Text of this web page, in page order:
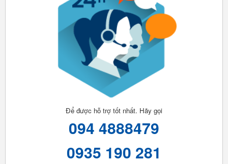
Để được hỗ trợ tốt nhất. Hãy gọi
094 4888479
0935 190 281